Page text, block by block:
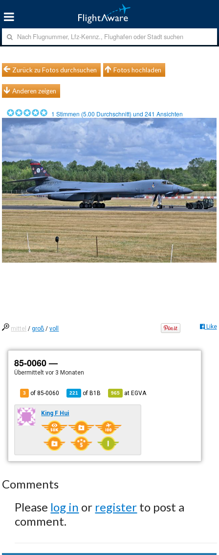
Zurück zu Fotos durchsuchen Fotos hochladen
Anderen zeigen
1 Stimmen (5.00 Durchschnitt) und241 Ansichten
mittel /groß /voll Like
85-0060 —
Übermitteltvor 3 Monaten
3 of 85-0060 221 ofB1B 965 atEGVA
King F Hui
Comments
Please log in or register to post a
comment.